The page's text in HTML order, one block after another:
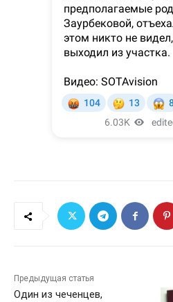
Предыдущая статья
Один из чеченцев,